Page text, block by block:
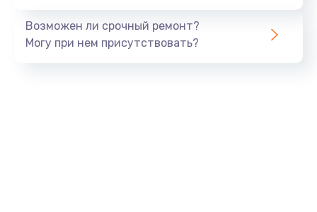
Возможен ли срочный ремонт?
Могу при нем присутствовать?